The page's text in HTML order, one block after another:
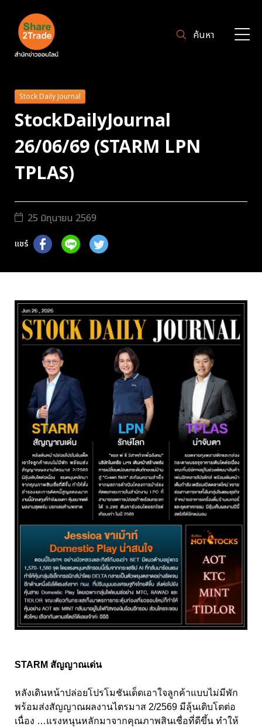
ค้นหา
Stock Daily Journal
StockDailyJournal
26/06/69 (STARM LPN
TPLAS)
25 มิถุนายน 2569
แชร์
STARM สัญญาณเด่น
หลังเดินหน้าปล่อยโปรโมชันเด็ดเอาใจลูกค้าแบบไม่มีพัก
พร้อมส่งสัญญาณผลงานไตรมาส 2/2569 มีลุ้นเติบโตต่อ
เนื่อง …แรงหนุนหลักมาจากคุณภาพสินเชื่อที่ดีขึ้น ทำให้